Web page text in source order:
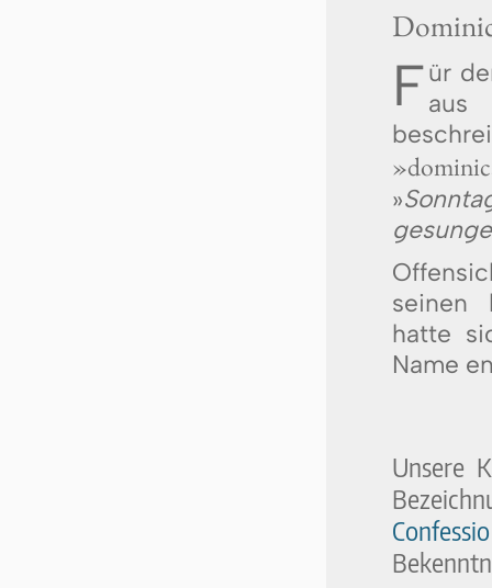
Für
aus
»
seinen
hatte
Name
Unsere